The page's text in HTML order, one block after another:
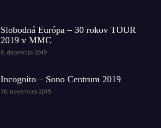
Slobodná Európa – 30 rokov TOUR
2019 v MMC
8. decembra 2019
Incognito – Sono Centrum 2019
19. novembra 2019